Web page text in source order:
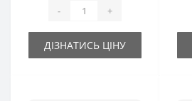
- +
ДІЗНАТИСЬ ЦІНУ